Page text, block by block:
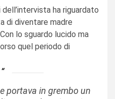
ha riguardato
di diventare madre
lo sguardo lucido ma
quel periodo di
portava in grembo un